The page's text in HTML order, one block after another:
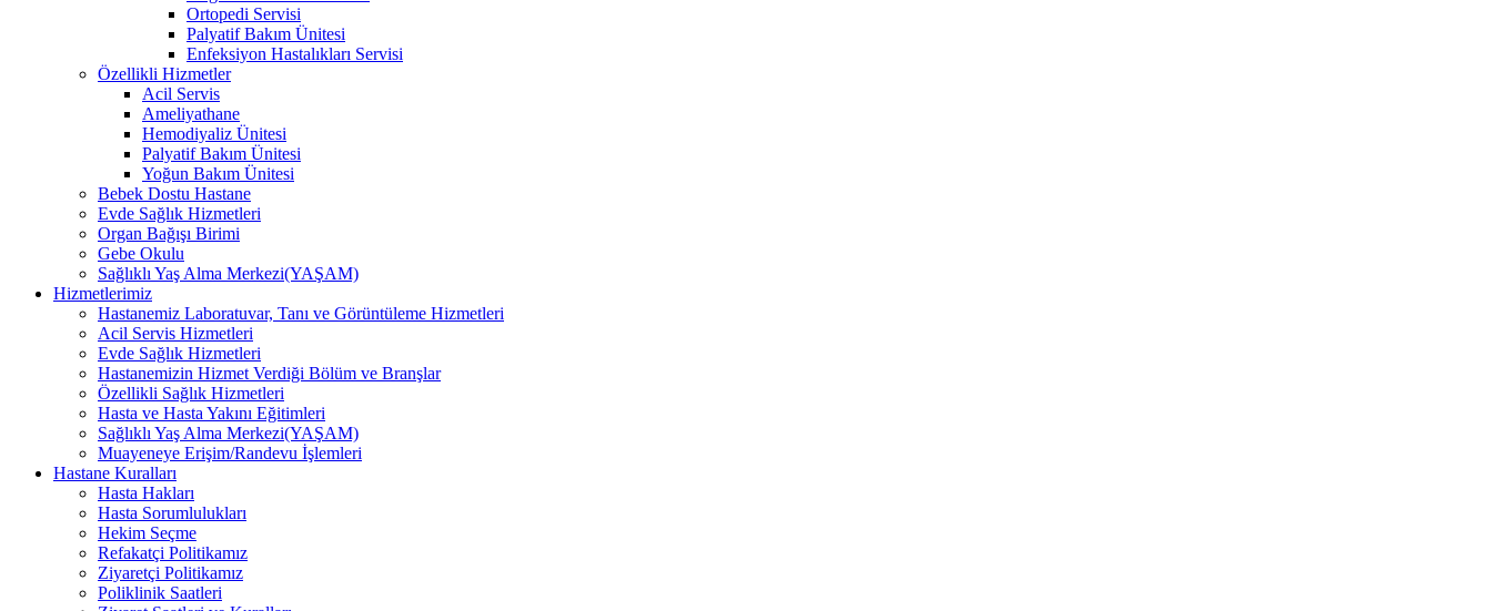
Ortopedi Servisi
Palyatif Bakım Ünitesi
Enfeksiyon Hastalıkları Servisi
Özellikli Hizmetler
Acil Servis
Ameliyathane
Hemodiyaliz Ünitesi
Palyatif Bakım Ünitesi
Yoğun Bakım Ünitesi
Bebek Dostu Hastane
Evde Sağlık Hizmetleri
Organ Bağışı Birimi
Gebe Okulu
Sağlıklı Yaş Alma Merkezi(YAŞAM)
Hizmetlerimiz
Hastanemiz Laboratuvar, Tanı ve Görüntüleme Hizmetleri
Acil Servis Hizmetleri
Evde Sağlık Hizmetleri
Hastanemizin Hizmet Verdiği Bölüm ve Branşlar
Özellikli Sağlık Hizmetleri
Hasta ve Hasta Yakını Eğitimleri
Sağlıklı Yaş Alma Merkezi(YAŞAM)
Muayeneye Erişim/Randevu İşlemleri
Hastane Kuralları
Hasta Hakları
Hasta Sorumlulukları
Hekim Seçme
Refakatçi Politikamız
Ziyaretçi Politikamız
Poliklinik Saatleri